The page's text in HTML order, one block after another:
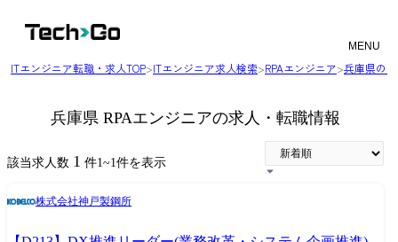
MENU
ITエンジニア転職・求人TOP>ITエンジニア求人検索>RPAエンジニア>兵庫県の
兵庫県 RPAエンジニアの求人・転職情報
該当求人数 1 件1~1件を表示
株式会社神戸製鋼所